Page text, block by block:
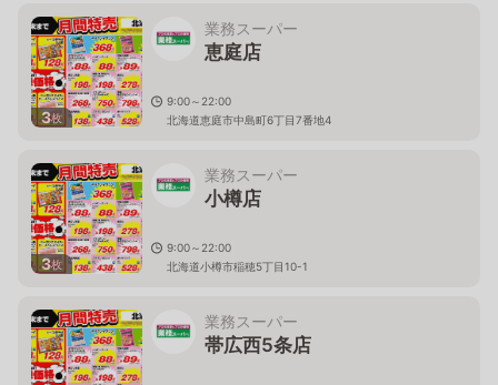
3枚
業務スーパー
恵庭店
9:00～22:00
北海道恵庭市中島町6丁目7番地4
3枚
業務スーパー
小樽店
9:00～22:00
北海道小樽市稲穂5丁目10-1
業務スーパー
帯広西5条店